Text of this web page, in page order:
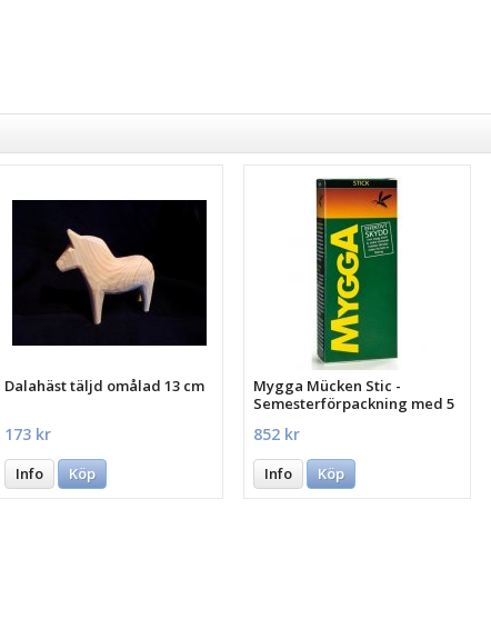
Dalahäst täljd omålad 13 cm
173 kr
Info Köp
Mygga Mücken Stic -
Semesterförpackning med 5
852 kr
Info Köp